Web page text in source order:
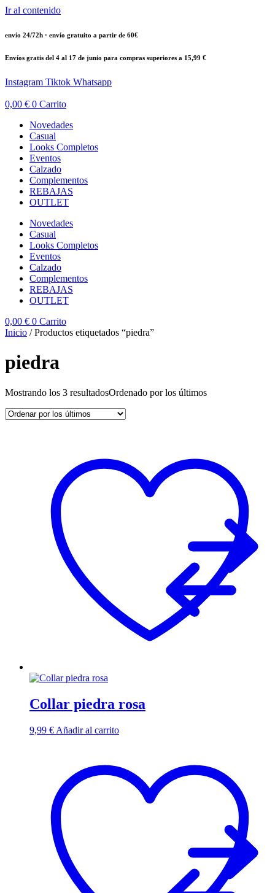
Ir al contenido
envío 24/72h · envío gratuito a partir de 60€
Envíos gratis del 4 al 17 de junio para compras superiores a 15,99 €
Instagram Tiktok Whatsapp
0,00 € 0 Carrito
Novedades
Casual
Looks Completos
Eventos
Calzado
Complementos
REBAJAS
OUTLET
Novedades
Casual
Looks Completos
Eventos
Calzado
Complementos
REBAJAS
OUTLET
0,00 € 0 Carrito
Inicio / Productos etiquetados “piedra”
piedra
Mostrando los 3 resultadosOrdenado por los últimos
Collar piedra rosa
9,99 € Añadir al carrito